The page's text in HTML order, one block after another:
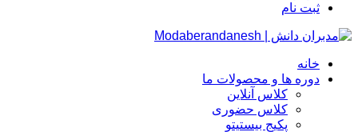
ثبت نام
خانه
دوره ها و محصولات ما
کلاس آنلاین
کلاس حضوری
پکیج بیستیتو